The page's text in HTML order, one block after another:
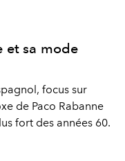
et sa mode
focus sur
de Paco Rabanne
fort des années 60.